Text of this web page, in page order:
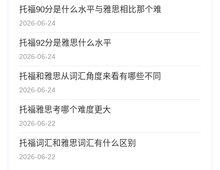
托福90分是什么水平与雅思相比那个难
2026-06-24
托福92分是雅思什么水平
2026-06-24
托福和雅思从词汇角度来看有哪些不同
2026-06-24
托福雅思考哪个难度更大
2026-06-22
托福词汇和雅思词汇有什么区别
2026-06-22